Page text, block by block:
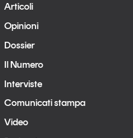
Articoli
Opinioni
Dossier
Il Numero
Interviste
Comunicati stampa
Video